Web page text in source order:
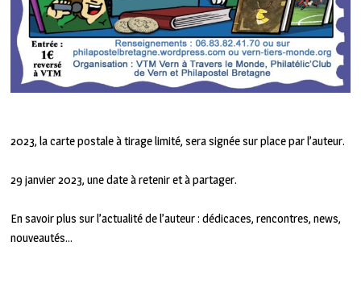
2023, la carte postale à tirage limité, sera signée sur place par l’auteur.
29 janvier 2023, une date à retenir et à partager.
En savoir plus sur l’actualité de l’auteur : dédicaces, rencontres, news,
nouveautés…